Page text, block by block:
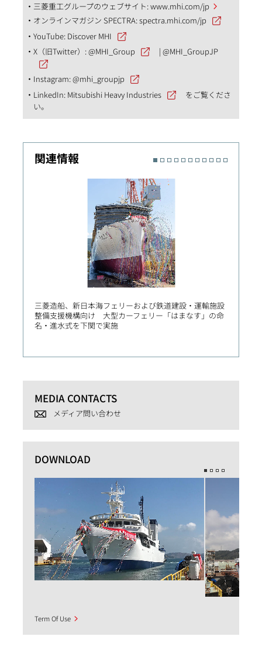
三菱重工グループのウェブサイト:www.mhi.com/jp
オンラインマガジン SPECTRA:spectra.mhi.com/jp
YouTube: Discover MHI
X（旧Twitter）:@MHI_Group |@MHI_GroupJP
Instagram:@mhi_groupjp
LinkedIn: Mitsubishi Heavy Industries
をご覧くださ
い。
関連情報
三菱造船、新日本海フェリーおよび鉄道建設・運輸施設
整備支援機構向け 大型カーフェリー「はまなす」の命
名・進水式を下関で実施
MEDIA CONTACTS
メディア問い合わせ
DOWNLOAD
Term Of Use